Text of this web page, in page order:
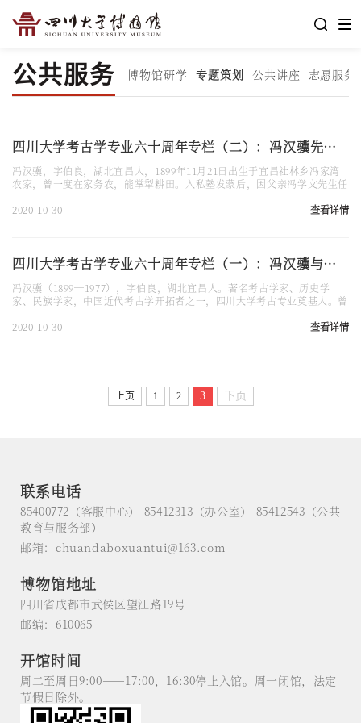
公共服务 博物馆研学 专题策划 公共讲座 志愿服务
四川大学考古学专业六十周年专栏（二）：冯汉骥先生传
冯汉骥，字伯良，湖北宜昌人，1899年11月21日出生于宜昌社林乡冯家湾
农家，曾一度在家务农，能掌犁耕田。入私塾发蒙后，因父亲冯学文先生任
春考入安庆圣保罗高等学校读至大学预科，以第一名的优异成绩毕业后，于
2020-10-30 查看详情
四川大学考古学专业六十周年专栏（一）：冯汉骥与川大考古学...
冯汉骥（1899—1977），字伯良，湖北宜昌人。著名考古学家、历史学
家、民族学家，中国近代考古学开拓者之一，四川大学考古专业奠基人。曾
长、哈佛大学汉和图书馆主任、四川博物馆馆长、西南博物院副院长、华西
2020-10-30 查看详情
上页 1 2 3 下页
联系电话
85400772（客服中心） 85412313（办公室） 85412543（公共
教育与服务部）
邮箱：chuandaboxuantui@163.com
博物馆地址
四川省成都市武侯区望江路19号
邮编：610065
开馆时间
周二至周日9:00——17:00，16:30停止入馆。周一闭馆，法定
节假日除外。